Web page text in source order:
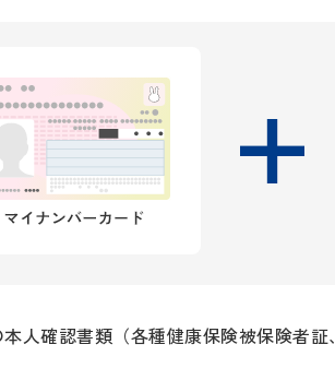
人確認書類（各種健康保険被保険者